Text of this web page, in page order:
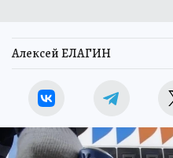
Алексей ЕЛАГИН